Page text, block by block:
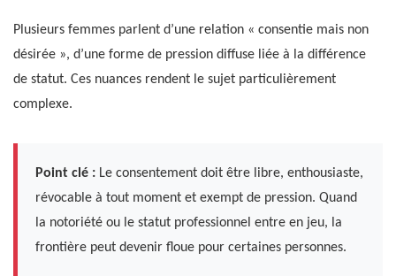
Plusieurs femmes parlent d’une relation « consentie mais non
désirée », d’une forme de pression diffuse liée à la différence
de statut. Ces nuances rendent le sujet particulièrement
complexe.
Point clé : Le consentement doit être libre, enthousiaste,
révocable à tout moment et exempt de pression. Quand
la notoriété ou le statut professionnel entre en jeu, la
frontière peut devenir floue pour certaines personnes.